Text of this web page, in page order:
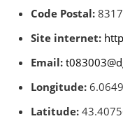
Code Postal:
Site internet:
Email:
Longitude: 6.0649
Latitude: